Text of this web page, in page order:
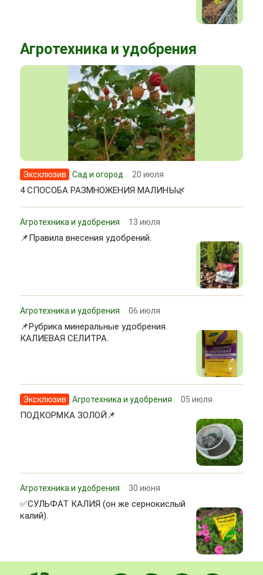
Агротехника и удобрения
Эксклюзив Сад и огород 20 июля
4 СПОСОБА РАЗМНОЖЕНИЯ МАЛИНЫ🌿
Агротехника и удобрения 13 июля
📌Правила внесения удобрений.
Агротехника и удобрения 06 июля
📌Рубрика минеральные удобрения.
КАЛИЕВАЯ СЕЛИТРА.
Эксклюзив Агротехника и удобрения 05 июля
ПОДКОРМКА ЗОЛОЙ📌
Агротехника и удобрения 30 июня
✅СУЛЬФАТ КАЛИЯ (он же сернокислый
калий).